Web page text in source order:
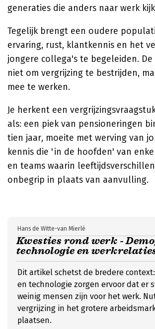
generaties die anders naar werk
Tegelijk brengt een oudere
ervaring, rust, klantkennis en het
jongere collega's te begeleiden. De
niet om vergrijzing te bestrijden,
mee te werken.
Je herkent een
als: een piek van pensioneringen
tien jaar, moeite met werving van
kennis die 'in de hoofden' van
en teams waarin
onbegrip in plaats van aanvulling.
Kwesties rond werk -
technologie en
Hans de Witte-van Mierlé
Dit artikel schetst de bredere
en technologie zorgen ervoor dat er
weinig mensen zijn voor het werk.
vergrijzing in het grotere
plaatsen.